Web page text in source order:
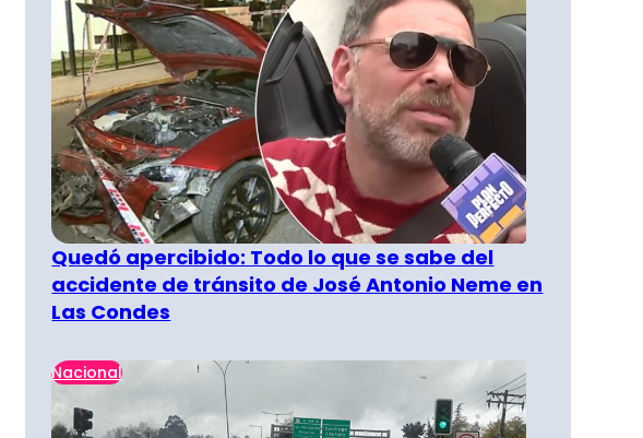
Quedó apercibido: Todo lo que se sabe del
accidente de tránsito de José Antonio Neme en
Las Condes
Nacional